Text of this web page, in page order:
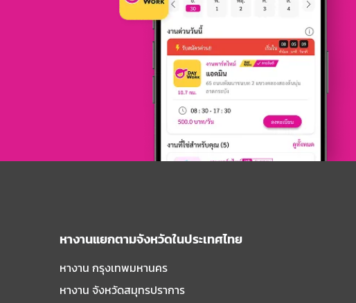
หางานแยกตามจังหวัดในประเทศไทย
หางาน กรุงเทพมหานคร
หางาน จังหวัดสมุทรปราการ